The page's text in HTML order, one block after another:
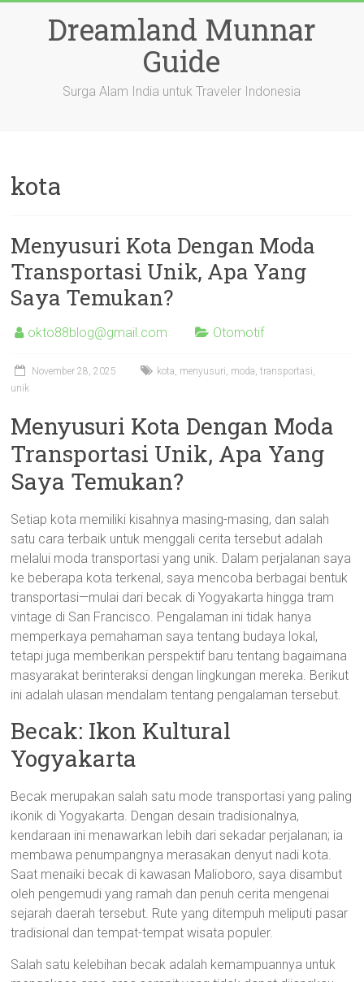
Dreamland Munnar
Guide
Surga Alam India untuk Traveler Indonesia
kota
Menyusuri Kota Dengan Moda
Transportasi Unik, Apa Yang
Saya Temukan?
okto88blog@gmail.com Otomotif
November 28, 2025 kota, menyusuri, moda,transportasi,
unik
Menyusuri Kota Dengan Moda
Transportasi Unik, Apa Yang
Saya Temukan?
Setiap kota memiliki kisahnya masing-masing, dan salah
satu cara terbaik untuk menggali cerita tersebut adalah
melalui moda transportasi yang unik. Dalam perjalanan saya
ke beberapa kota terkenal, saya mencoba berbagai bentuk
transportasi—mulai dari becak di Yogyakarta hingga tram
vintage di San Francisco. Pengalaman ini tidak hanya
memperkaya pemahaman saya tentang budaya lokal,
tetapi juga memberikan perspektif baru tentang bagaimana
masyarakat berinteraksi dengan lingkungan mereka. Berikut
ini adalah ulasan mendalam tentang pengalaman tersebut.
Becak: Ikon Kultural
Yogyakarta
Becak merupakan salah satu mode transportasi yang paling
ikonik di Yogyakarta. Dengan desain tradisionalnya,
kendaraan ini menawarkan lebih dari sekadar perjalanan; ia
membawa penumpangnya merasakan denyut nadi kota.
Saat menaiki becak di kawasan Malioboro, saya disambut
oleh pengemudi yang ramah dan penuh cerita mengenai
sejarah daerah tersebut. Rute yang ditempuh meliputi pasar
tradisional dan tempat-tempat wisata populer.
Salah satu kelebihan becak adalah kemampuannya untuk